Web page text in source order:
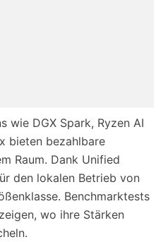
wie DGX Spark, Ryzen AI
bieten bezahlbare
Raum. Dank Unified
den lokalen Betrieb von
Benchmarktests
wo ihre Stärken